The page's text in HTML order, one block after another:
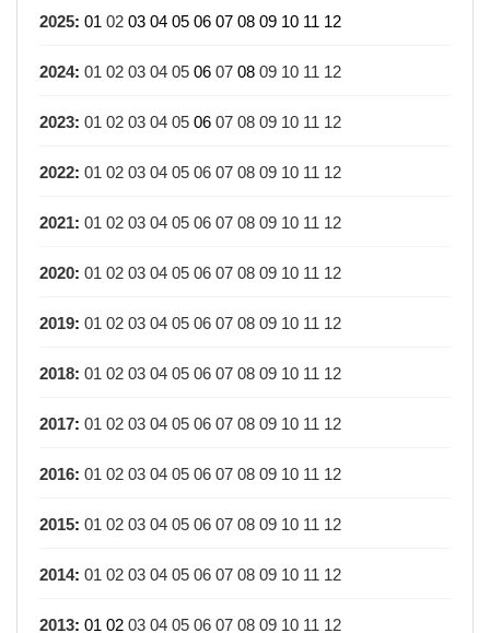
2025: 01 02 03 04 05 06 07 08 09 10 11 12
2024: 01 02 03 04 05 06 07 08 09 10 11 12
2023: 01 02 03 04 05 06 07 08 09 10 11 12
2022: 01 02 03 04 05 06 07 08 09 10 11 12
2021: 01 02 03 04 05 06 07 08 09 10 11 12
2020: 01 02 03 04 05 06 07 08 09 10 11 12
2019: 01 02 03 04 05 06 07 08 09 10 11 12
2018: 01 02 03 04 05 06 07 08 09 10 11 12
2017: 01 02 03 04 05 06 07 08 09 10 11 12
2016: 01 02 03 04 05 06 07 08 09 10 11 12
2015: 01 02 03 04 05 06 07 08 09 10 11 12
2014: 01 02 03 04 05 06 07 08 09 10 11 12
2013: 01 02 03 04 05 06 07 08 09 10 11 12